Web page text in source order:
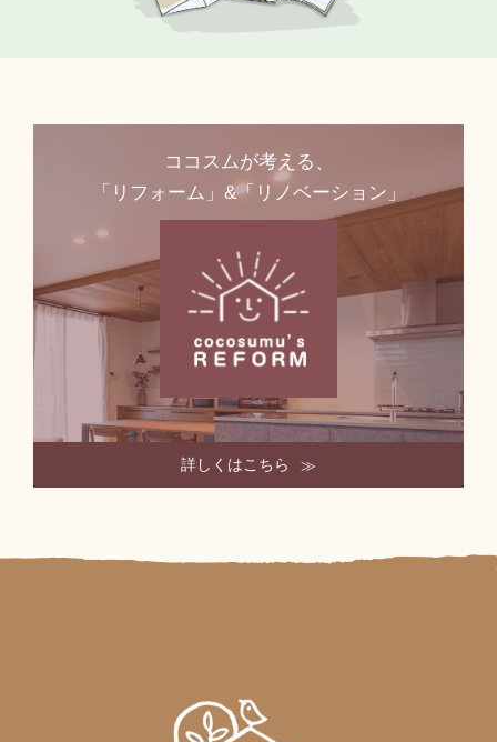
ココスムが考える、
「リフォーム」&「リノベーション」
詳しくはこちら